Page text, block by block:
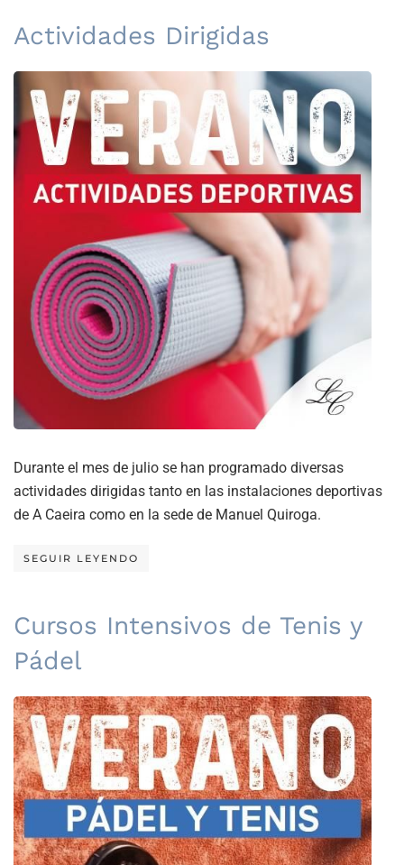
Actividades Dirigidas
Durante el mes de julio se han programado diversas
actividades dirigidas tanto en las instalaciones deportivas
de A Caeira como en la sede de Manuel Quiroga.
SEGUIR LEYENDO
Cursos Intensivos de Tenis y
Pádel